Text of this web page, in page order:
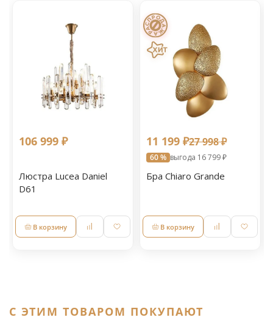
106 999 ₽
Люстра Lucea Daniel
D61
В корзину
11 199 ₽27 998 ₽
60 % выгода 16 799 ₽
Бра Chiaro Grande
В корзину
C ЭТИМ ТОВАРОМ ПОКУПАЮТ